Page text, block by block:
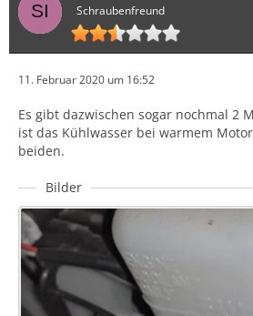
Schraubenfreund
11. Februar 2020 um 16:52
Es gibt dazwischen sogar nochmal 2
ist das Kühlwasser bei warmem
beiden.
Bilder